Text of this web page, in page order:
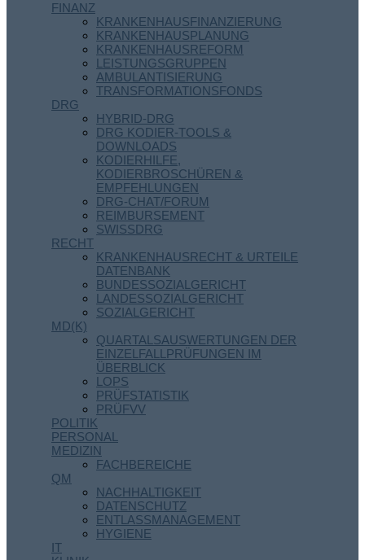
FINANZ
KRANKENHAUSFINANZIERUNG
KRANKENHAUSPLANUNG
KRANKENHAUSREFORM
LEISTUNGSGRUPPEN
AMBULANTISIERUNG
TRANSFORMATIONSFONDS
DRG
HYBRID-DRG
DRG KODIER-TOOLS &
DOWNLOADS
KODIERHILFE,
KODIERBROSCHÜREN &
EMPFEHLUNGEN
DRG-CHAT/FORUM
REIMBURSEMENT
SWISSDRG
RECHT
KRANKENHAUSRECHT & URTEILE
DATENBANK
BUNDESSOZIALGERICHT
LANDESSOZIALGERICHT
SOZIALGERICHT
MD(K)
QUARTALSAUSWERTUNGEN DER
EINZELFALLPRÜFUNGEN IM
ÜBERBLICK
LOPS
PRÜFSTATISTIK
PRÜFVV
POLITIK
PERSONAL
MEDIZIN
FACHBEREICHE
QM
NACHHALTIGKEIT
DATENSCHUTZ
ENTLASSMANAGEMENT
HYGIENE
IT